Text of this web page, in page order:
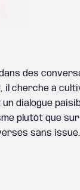
sans issue.